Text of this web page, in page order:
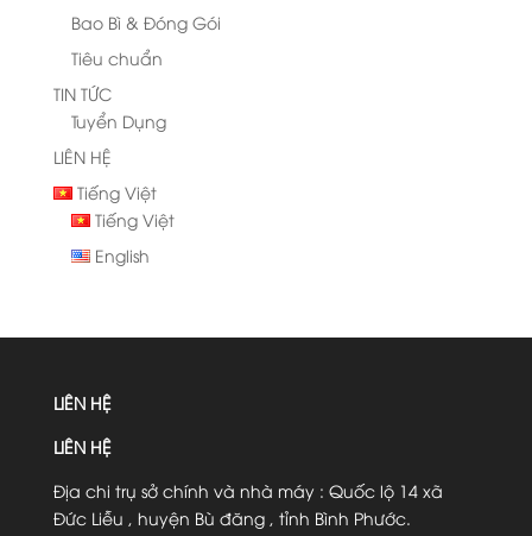
Bao Bì & Đóng Gói
Tiêu chuẩn
TIN TỨC
Tuyển Dụng
LIÊN HỆ
Tiếng Việt
Tiếng Việt
English
LIÊN HỆ
LIÊN HỆ
Địa chi trụ sở chính và nhà máy : Quốc lộ 14 xã
Đức Liễu , huyện Bù đăng , tỉnh Bình Phước.